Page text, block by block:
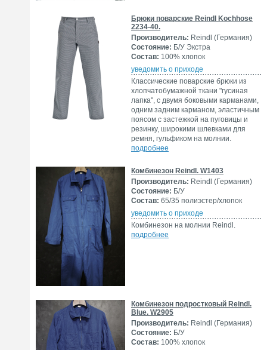
Брюки поварские Reindl Kochhose
2234-40.
Производитель: Reindl (Германия)
Состояние: Б/У Экстра
Состав: 100% хлопок
уведомить о приходе
Классические поварские брюки из
хлопчатобумажной ткани "гусиная
лапка", с двумя боковыми карманами,
одним задним карманом, эластичным
поясом с застежкой на пуговицы и
резинку, широкими шлевками для
ремня, гульфиком на молнии.
подробнее
Комбинезон Reindl. W1403
Производитель: Reindl (Германия)
Состояние: Б/У
Состав: 65/35 полиэстер/хлопок
уведомить о приходе
Комбинезон на молнии Reindl.
подробнее
Комбинезон подростковый Reindl.
Blue. W2905
Производитель: Reindl (Германия)
Состояние: Б/У
Состав: 100% хлопок